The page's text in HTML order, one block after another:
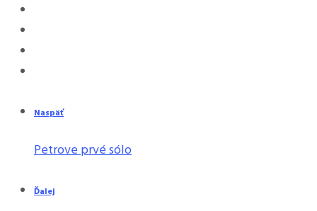
Naspäť
Petrove prvé sólo
Ďalej